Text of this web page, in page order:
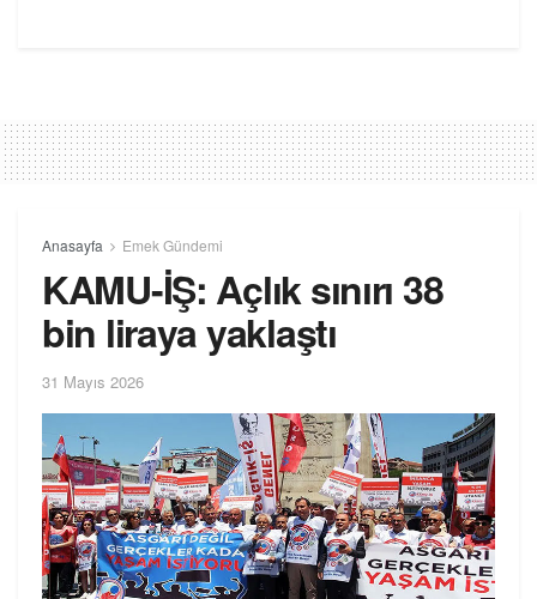
Anasayfa Emek Gündemi
KAMU-İŞ: Açlık sınırı 38
bin liraya yaklaştı
31 Mayıs 2026